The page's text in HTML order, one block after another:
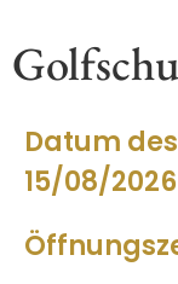
Datum
15/08/2026